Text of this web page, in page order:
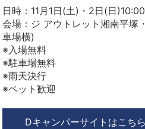
日時：11月1日(土)・2日(日
会場：ジ アウトレット湘南平塚
車場横)
※入場無料
※駐車場無料
※雨天決行
※ペット歓迎
Dキャンパーサイトはこちら